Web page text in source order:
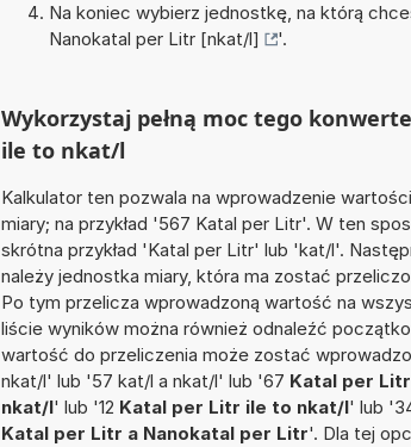
Na koniec wybierz jednostkę, na którą
Nanokatal per Litr [nkat/l]
'.
Wykorzystaj pełną moc tego
ile to nkat/l
Kalkulator ten pozwala na wprowadzenie
miary; na przykład '567 Katal per Litr'. W ten
skrótna przykład 'Katal per Litr' lub 'kat/l'.
należy jednostka miary, która ma zostać
Po tym przelicza wprowadzoną wartość na
liście wyników można również odnaleźć
wartość do przeliczenia może zostać
nkat/l' lub '57 kat/l a nkat/l' lub '67 Katal per
nkat/l' lub '12 Katal per Litr ile to nkat/l' lub
Katal per Litr a Nanokatal per Litr'. Dla tej